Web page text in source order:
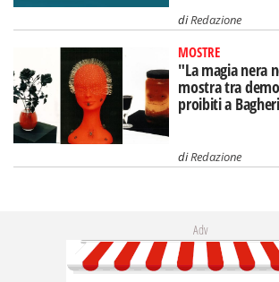
diRedazione
MOSTRE
"La magia nera
mostra tra
proibiti a
diRedazione
Adv